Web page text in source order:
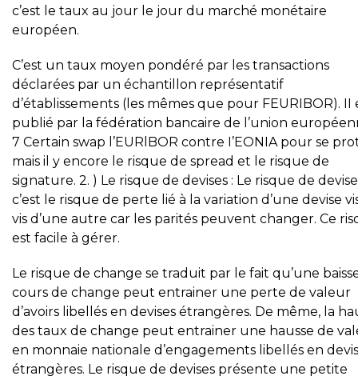
c’est le taux au jour le jour du marché monétaire
européen.
C’est un taux moyen pondéré par les transactions
déclarées par un échantillon représentatif
d’établissements (les mêmes que pour FEURIBOR). II
publié par la fédération bancaire de l’union
7 Certain swap l’EURlBOR contre I’EONIA pour se
mais il y encore le risque de spread et le risque de
signature. 2. ) Le risque de devises : Le risque de
c’est le risque de perte lié à la variation d’une devise
vis d’une autre car les parités peuvent changer. Ce
est facile à gérer.
Le risque de change se traduit par le fait qu’une
cours de change peut entrainer une perte de valeur
d’avoirs libellés en devises étrangères. De même, la
des taux de change peut entrainer une hausse de
en monnaie nationale d’engagements libellés en
étrangères. Le risque de devises présente une petite